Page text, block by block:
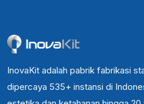
InovaKit adalah pabrik fabrikasi
dipercaya 535+ instansi di